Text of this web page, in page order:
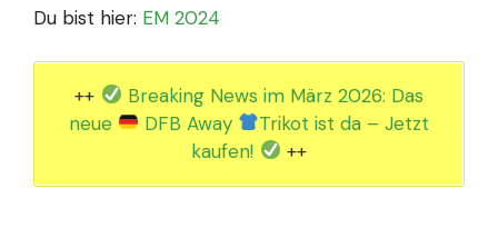
Du bist hier: EM 2024
++
Breaking News im März 2026: Das
neue
DFB Away
Trikot ist da – Jetzt
kaufen!
++